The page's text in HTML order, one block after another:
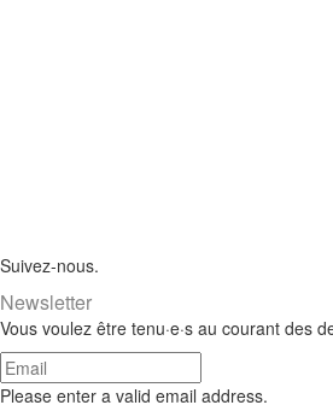
Suivez-nous.
Newsletter
Vous voulez être tenu·e·s au courant des
Please enter a valid email address.